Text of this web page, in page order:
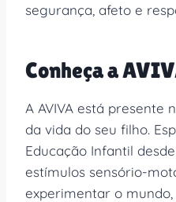
segurança, afeto e
Conheça a
A AVIVA está presente
da vida do seu filho.
Educação Infantil
estímulos sensório-
experimentar o